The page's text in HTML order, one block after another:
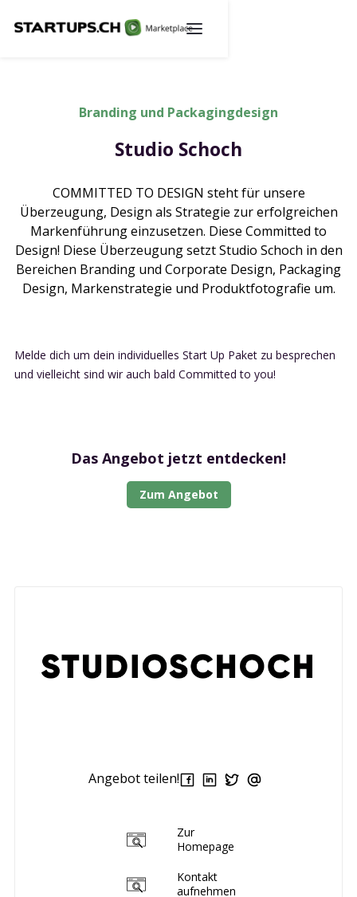
Branding und Packagingdesign
Studio Schoch
COMMITTED TO DESIGN steht für unsere
Überzeugung, Design als Strategie zur erfolgreichen
Markenführung einzusetzen. Diese Committed to
Design! Diese Überzeugung setzt Studio Schoch in den
Bereichen Branding und Corporate Design, Packaging
Design, Markenstrategie und Produktfotografie um.
Melde dich um dein individuelles Start Up Paket zu besprechen
und vielleicht sind wir auch bald Committed to you!
Das Angebot jetzt entdecken!
Zum Angebot
Angebot teilen!
Zur
Homepage
Kontakt
aufnehmen